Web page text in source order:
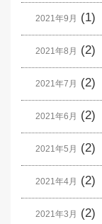
2021年9月 (1)
2021年8月 (2)
2021年7月 (2)
2021年6月 (2)
2021年5月 (2)
2021年4月 (2)
2021年3月 (2)